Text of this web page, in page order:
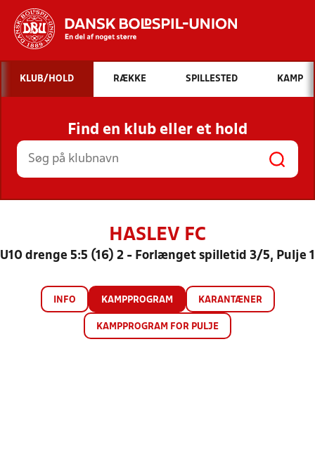
Hvad vil du søge efter?
INDHOLD OG NYHEDER
STILLINGER, RESULTATER, KLUBBER OG
HOLD
KLUB/HOLD RÆKKE SPILLESTED KAMP
Find en klub eller et hold
HASLEV FC
U10 drenge 5:5 (16) 2 - Forlænget spilletid 3/5, Pulje 1
INFO KAMPPROGRAM KARANTÆNER
KAMPPROGRAM FOR PULJE